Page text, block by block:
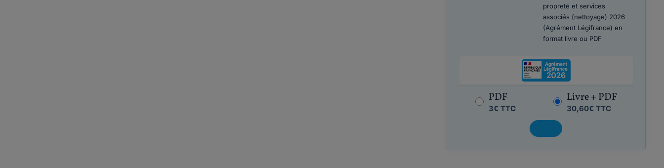
propreté et services
associés (nettoyage) 2026
(Agrément Légifrance) en
format livre ou PDF
PDF
3€ TTC
Livre + PDF
30,60€ TTC